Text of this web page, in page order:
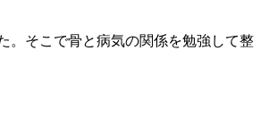
。そこで骨と病気の関係を勉強して整